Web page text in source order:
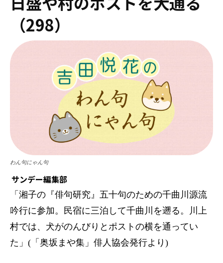
（298）
わん句にゃん句
サンデー編集部
「湘子の『俳句研究』五十句のための千曲川源流
吟行に参加。民宿に三泊して千曲川を遡る。川上
村では、犬がのんびりとポストの横を通ってい
た」(「奥坂まや集」俳人協会発行より)